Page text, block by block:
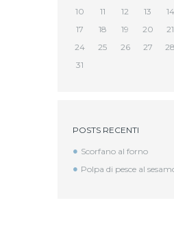
10
11 12 13 14
17
18 19 20 21
24
25 26 27 28
31
POSTS RECENTI
Scorfano al forno
Polpa di pesce al